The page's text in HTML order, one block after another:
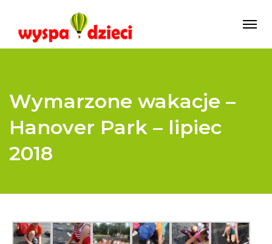
Wymarzone wakacje –
Hanover Park – lipiec
2018